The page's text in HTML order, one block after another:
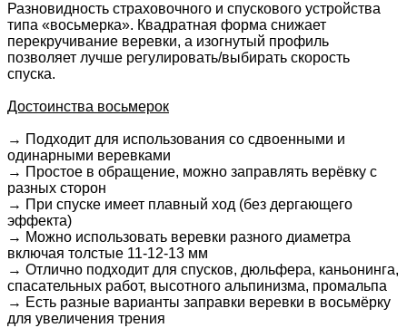
Разновидность страховочного и спускового устройства
типа «восьмерка». Квадратная форма снижает
перекручивание веревки, а изогнутый профиль
позволяет лучше регулировать/выбирать скорость
спуска.
Достоинства восьмерок
→ Подходит для использования со сдвоенными и
одинарными веревками
→ Простое в обращение, можно заправлять верёвку с
разных сторон
→ При спуске имеет плавный ход (без дергающего
эффекта)
→ Можно использовать веревки разного диаметра
включая толстые 11-12-13 мм
→ Отлично подходит для спусков, дюльфера, каньонинга,
спасательных работ, высотного альпинизма, промальпа
→ Есть разные варианты заправки веревки в восьмёрку
для увеличения трения